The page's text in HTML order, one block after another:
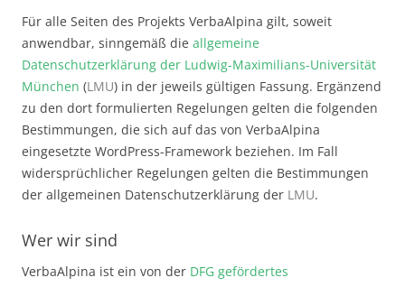
Für alle Seiten des Projekts VerbaAlpina gilt, soweit
anwendbar, sinngemäß die allgemeine
Datenschutzerklärung der Ludwig-Maximilians-Universität
München (LMU) in der jeweils gültigen Fassung. Ergänzend
zu den dort formulierten Regelungen gelten die folgenden
Bestimmungen, die sich auf das von VerbaAlpina
eingesetzte WordPress-Framework beziehen. Im Fall
widersprüchlicher Regelungen gelten die Bestimmungen
der allgemeinen Datenschutzerklärung der LMU.
Wer wir sind
VerbaAlpina ist ein von der DFG gefördertes